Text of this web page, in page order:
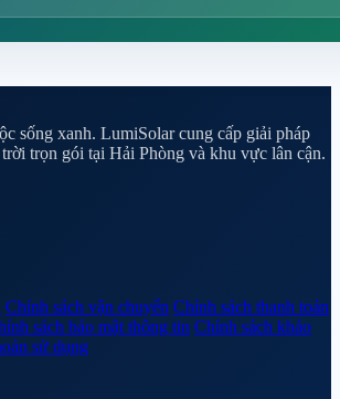
sống xanh. LumiSolar cung cấp giải pháp
trọn gói tại Hải Phòng và khu vực lân cận.
Chính sách vận chuyển Chính sách thanh toán
sách bảo mật thông tin Chính sách khảo
sử dụng